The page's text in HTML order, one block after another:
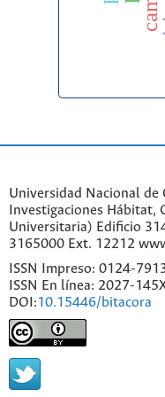
Universidad Nacional
Investigaciones
Universitaria) Edificio
3165000 Ext. 12212
ISSN Impreso: 0124-
ISSN En línea: 2027-
DOI:10.15446/bitacora